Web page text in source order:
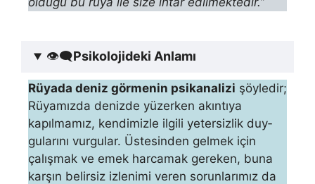
👁‍🗨Psikolojideki Anlamı
Rüyada deniz görmenin psikanalizi şöyledir;
Rüyamızda denizde yüzerken akıntıya
kapılmamız, kendimizle ilgili yetersizlik duy­
gularını vurgular. Üstesinden gelmek için
çalışmak ve emek har­camak gereken, buna
karşın belirsiz izlenimi veren sorunlarımız da